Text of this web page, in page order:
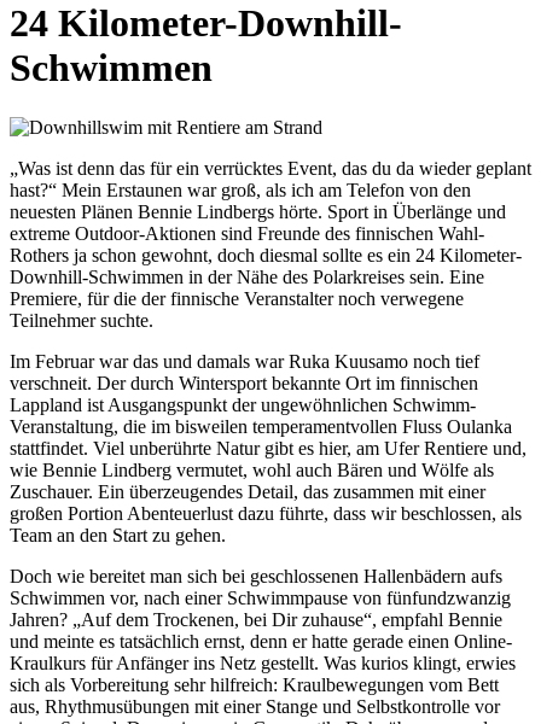
24 Kilometer-Downhill-
Schwimmen
„Was ist denn das für ein verrücktes Event, das du da wieder geplant
hast?“ Mein Erstaunen war groß, als ich am Telefon von den
neuesten Plänen Bennie Lindbergs hörte. Sport in Überlänge und
extreme Outdoor-Aktionen sind Freunde des finnischen Wahl-
Rothers ja schon gewohnt, doch diesmal sollte es ein 24 Kilometer-
Downhill-Schwimmen in der Nähe des Polarkreises sein. Eine
Premiere, für die der finnische Veranstalter noch verwegene
Teilnehmer suchte.
Im Februar war das und damals war Ruka Kuusamo noch tief
verschneit. Der durch Wintersport bekannte Ort im finnischen
Lappland ist Ausgangspunkt der ungewöhnlichen Schwimm-
Veranstaltung, die im bisweilen temperamentvollen Fluss Oulanka
stattfindet. Viel unberührte Natur gibt es hier, am Ufer Rentiere und,
wie Bennie Lindberg vermutet, wohl auch Bären und Wölfe als
Zuschauer. Ein überzeugendes Detail, das zusammen mit einer
großen Portion Abenteuerlust dazu führte, dass wir beschlossen, als
Team an den Start zu gehen.
Doch wie bereitet man sich bei geschlossenen Hallenbädern aufs
Schwimmen vor, nach einer Schwimmpause von fünfundzwanzig
Jahren? „Auf dem Trockenen, bei Dir zuhause“, empfahl Bennie
und meinte es tatsächlich ernst, denn er hatte gerade einen Online-
Kraulkurs für Anfänger ins Netz gestellt. Was kurios klingt, erwies
sich als Vorbereitung sehr hilfreich: Kraulbewegungen vom Bett
aus, Rhythmusübungen mit einer Stange und Selbstkontrolle vor